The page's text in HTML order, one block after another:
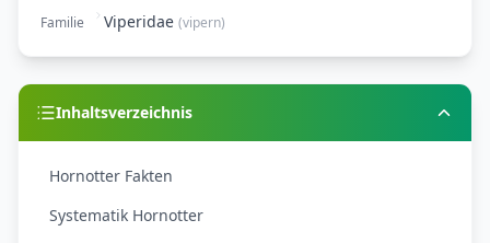
Familie
Viperidae (vipern)
Inhaltsverzeichnis
Hornotter Fakten
Systematik Hornotter